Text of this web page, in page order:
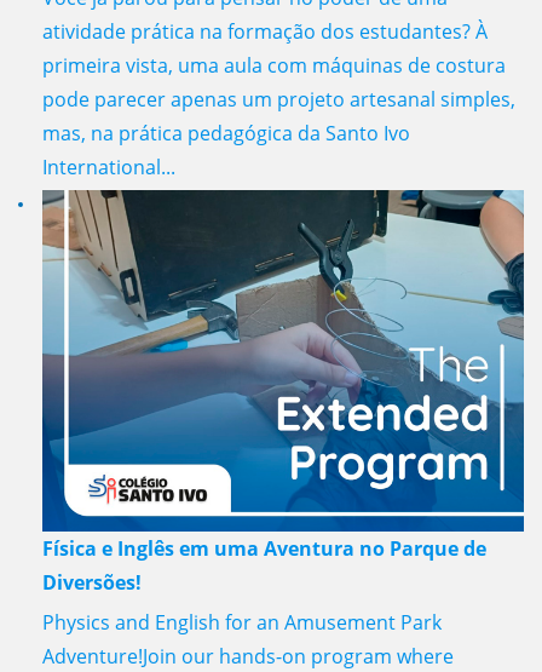
atividade prática na formação dos estudantes? À
primeira vista, uma aula com máquinas de costura
pode parecer apenas um projeto artesanal simples,
mas, na prática pedagógica da Santo Ivo
International...
Física e Inglês em uma Aventura no Parque de
Diversões!
Physics and English for an Amusement Park
Adventure!Join our hands-on program where